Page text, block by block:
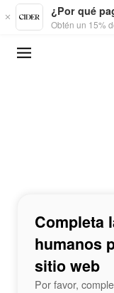
Skip to main content
¿Por qué
Obtén un 15%
Completa
humanos
sitio web
Por favor,